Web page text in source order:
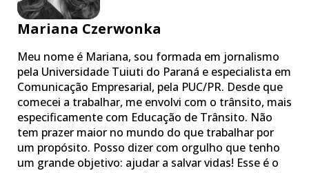
Mariana Czerwonka
Meu nome é Mariana, sou formada em jornalismo
pela Universidade Tuiuti do Paraná e especialista em
Comunicação Empresarial, pela PUC/PR. Desde que
comecei a trabalhar, me envolvi com o trânsito, mais
especificamente com Educação de Trânsito. Não
tem prazer maior no mundo do que trabalhar por
um propósito. Posso dizer com orgulho que tenho
um grande objetivo: ajudar a salvar vidas! Esse é o